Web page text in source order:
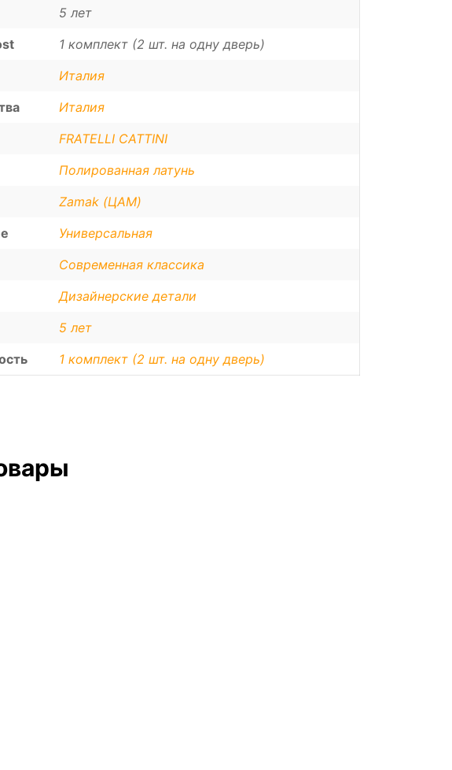
5 лет
1 комплект (2 шт. на одну дверь)
Италия
Италия
FRATELLI CATTINI
Полированная латунь
Zamak (ЦАМ)
Универсальная
Современная классика
Дизайнерские детали
5 лет
1 комплект (2 шт. на одну дверь)